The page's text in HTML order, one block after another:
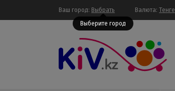
Ваш город: Выбрать Валюта: Тенге
Выберите город